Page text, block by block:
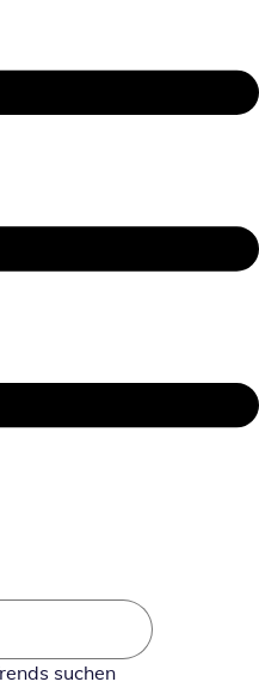
suchen